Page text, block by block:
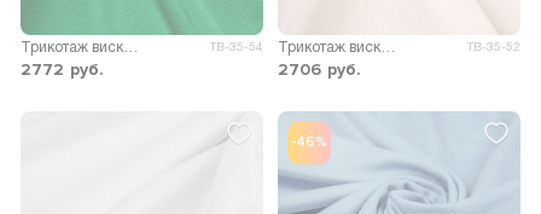
ТВ-35-54
2772 руб.
ТВ-35-52
2706 руб.
-46%